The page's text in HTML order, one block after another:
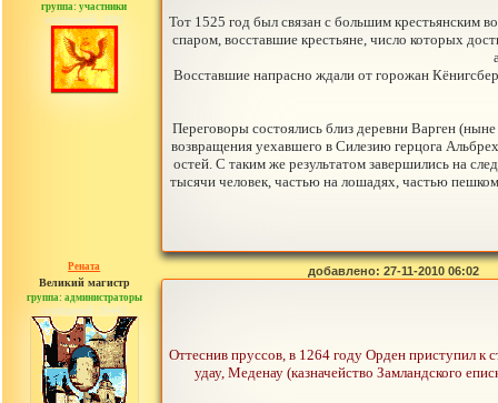
группа: участники
сообщений: 3391
Тот 1525 год был связан с большим крестьянским
спаром, восставшие крестьяне, число которых
Восставшие напрасно ждали от горожан
Переговоры состоялись близ деревни Варген
возвращения уехавшего в Силезию герцога
остей. С таким же результатом завершились на
тысячи человек, частью на лошадях, частью
Рената
Великий магистр
группа: администраторы
сообщений: 30442
добавлено: 27-11-2010 06:02
Оттеснив пруссов, в 1264 году Орден приступил к
удау, Меденау (казначейство Замландского